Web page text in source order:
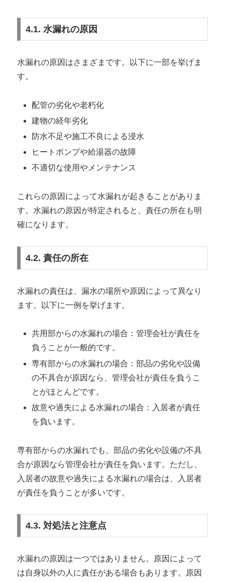
4.1. 水漏れの原因
水漏れの原因はさまざまです。以下に一部を挙げま
す。
配管の劣化や老朽化
建物の経年劣化
防水不足や施工不良による浸水
ヒートポンプや給湯器の故障
不適切な使用やメンテナンス
これらの原因によって水漏れが起きることがありま
す。水漏れの原因が特定されると、責任の所在も明
確になります。
4.2. 責任の所在
水漏れの責任は、漏水の場所や原因によって異なり
ます。以下に一例を挙げます。
共用部からの水漏れの場合：管理会社が責任を
負うことが一般的です。
専有部からの水漏れの場合：部品の劣化や設備
の不具合が原因なら、管理会社が責任を負うこ
とがほとんどです。
故意や過失による水漏れの場合：入居者が責任
を負います。
専有部からの水漏れでも、部品の劣化や設備の不具
合が原因なら管理会社が責任を負います。ただし、
入居者の故意や過失による水漏れの場合は、入居者
が責任を負うことが多いです。
4.3. 対処法と注意点
水漏れの原因は一つではありません。原因によって
は自身以外の人に責任がある場合もあります。原因